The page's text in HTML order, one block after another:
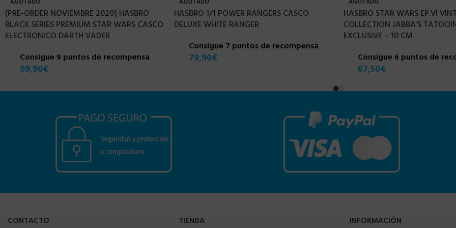
[PRE-ORDER NOVIEMBRE 2020] HASBRO
BLACK SERIES PREMIUM STAR WARS CASCO
ELECTRONICO DARTH VADER
Consigue 9 puntos de recompensa
99,90€
HASBRO 1/1 POWER RANGERS CASCO
DELUXE WHITE RANGER
Consigue 7 puntos de recompensa
79,90€
HASBRO STAR WARS EP.VI
COLLECTION JABBA’S
EXCLUSIVE – 10 CM
Consigue 6 puntos de
67,50€
CONTACTO TIENDA INFORMACIÓN